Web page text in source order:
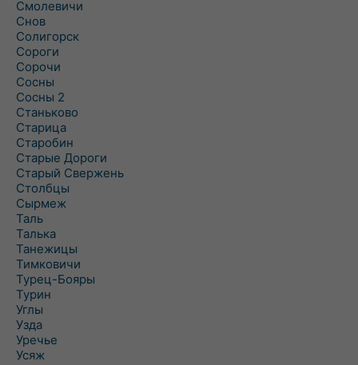
Смолевичи
Снов
Солигорск
Сороги
Сорочи
Сосны
Сосны 2
Станьково
Старица
Старобин
Старые Дороги
Старый Свержень
Столбцы
Сырмеж
Таль
Талька
Танежицы
Тимковичи
Турец-Бояры
Турин
Углы
Узда
Уречье
Усяж